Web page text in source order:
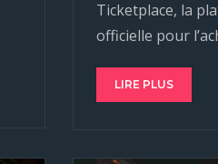
Ticketplace, la
officielle pour
LIRE PLUS